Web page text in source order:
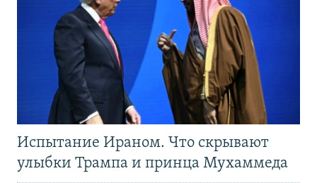
Испытание Ираном. Что скрывают
улыбки Трампа и принца Мухаммеда